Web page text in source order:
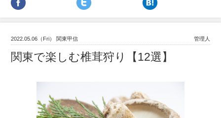
2022.05.06（Fri） 関東甲信 管理人
関東で楽しむ椎茸狩り【12選】